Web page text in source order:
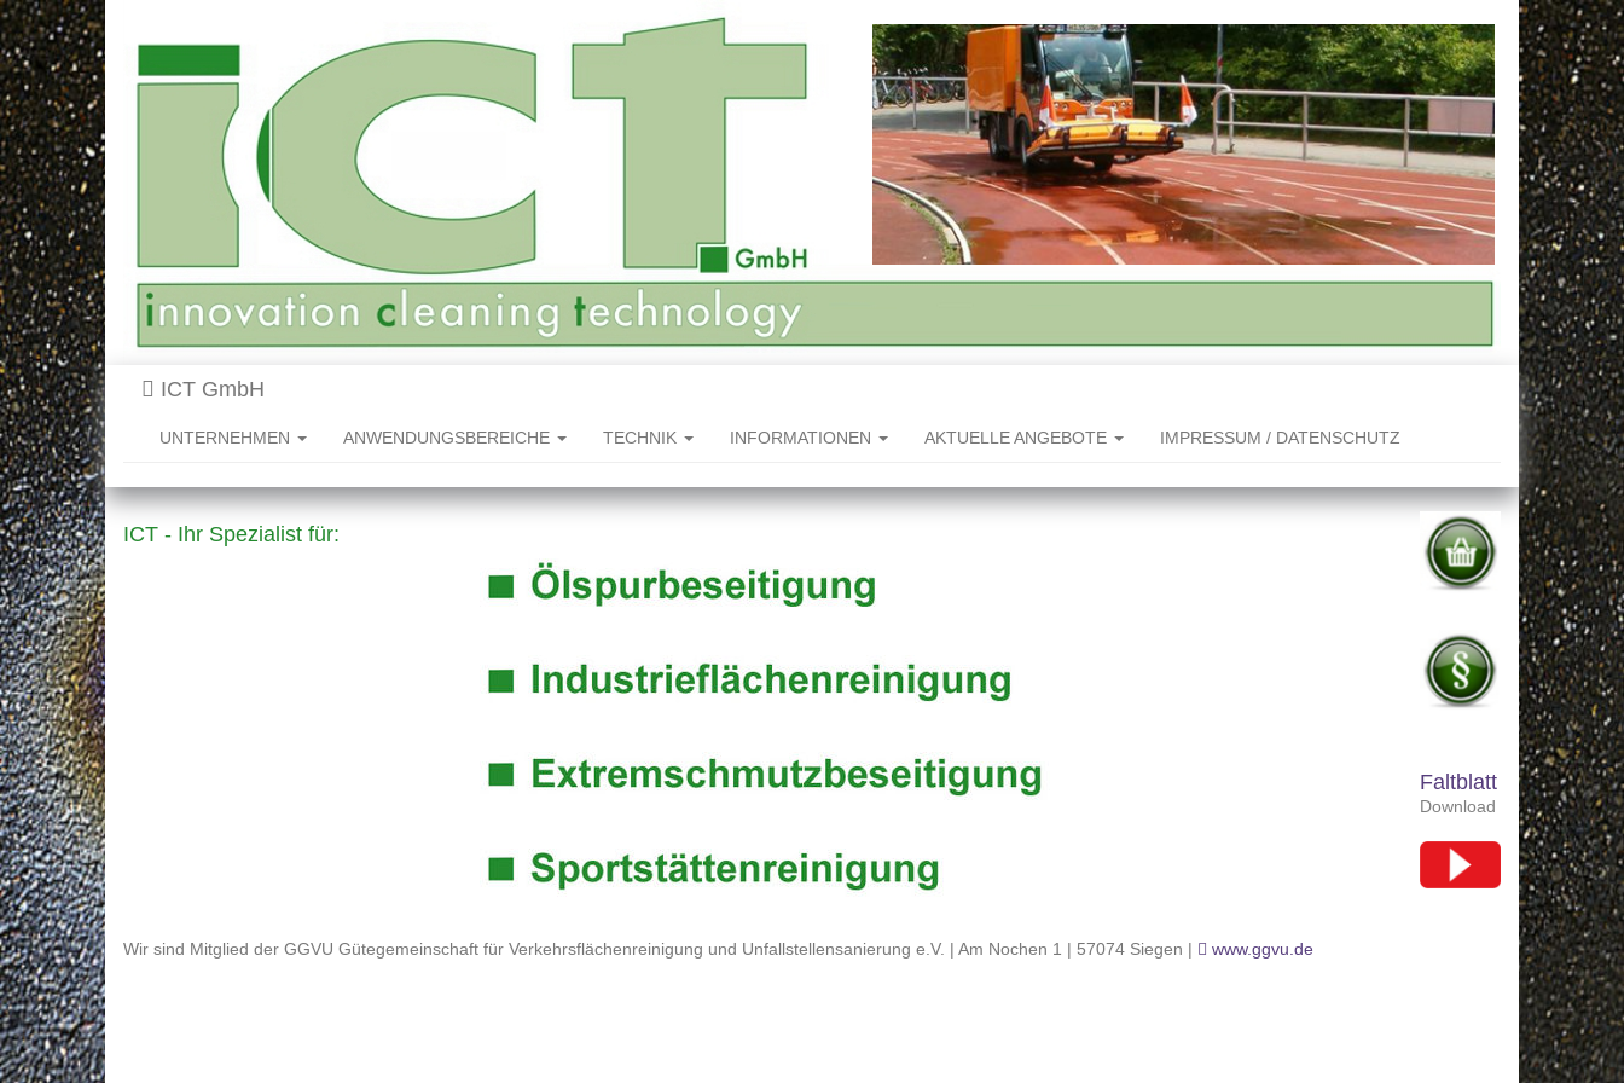
ICT GmbH
UNTERNEHMEN ANWENDUNGSBEREICHE TECHNIK INFORMATIONEN AKTUELLE ANGEBOTE IMPRESSUM / DATENSCHUTZ
ICT - Ihr Spezialist für:
Wir sind Mitglied der GGVU Gütegemeinschaft für Verkehrsflächenreinigung und Unfallstellensanierung e.V. | Am Nochen 1 | 57074 Siegen | www.ggvu.de
Faltblatt
Download